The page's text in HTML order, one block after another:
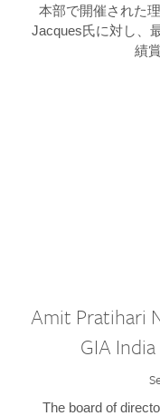
本部で開催された
Jacques氏に対し、
績
Amit Pratihari
GIA
The board of